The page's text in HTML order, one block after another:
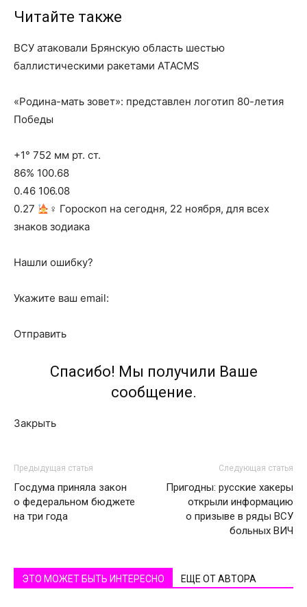
Читайте также
ВСУ атаковали Брянскую область шестью
баллистическими ракетами ATACMS
«Родина-мать зовет»: представлен логотип 80-летия
Победы
+1° 752 мм рт. ст.
86% 100.68
0.46 106.08
0.27
‍♀ Гороскоп на сегодня, 22 ноября, для всех
знаков зодиака
Нашли ошибку?
Укажите ваш email:
Отправить
Спасибо! Мы получили Ваше
сообщение.
Закрыть
Предыдущая статья
Госдума приняла закон
о федеральном бюджете
на три года
Следующая статья
Пригодны: русские хакеры
открыли информацию
о призыве в ряды ВСУ
больных ВИЧ
ЭТО МОЖЕТ БЫТЬ ИНТЕРЕСНО ЕЩЕ ОТ АВТОРА